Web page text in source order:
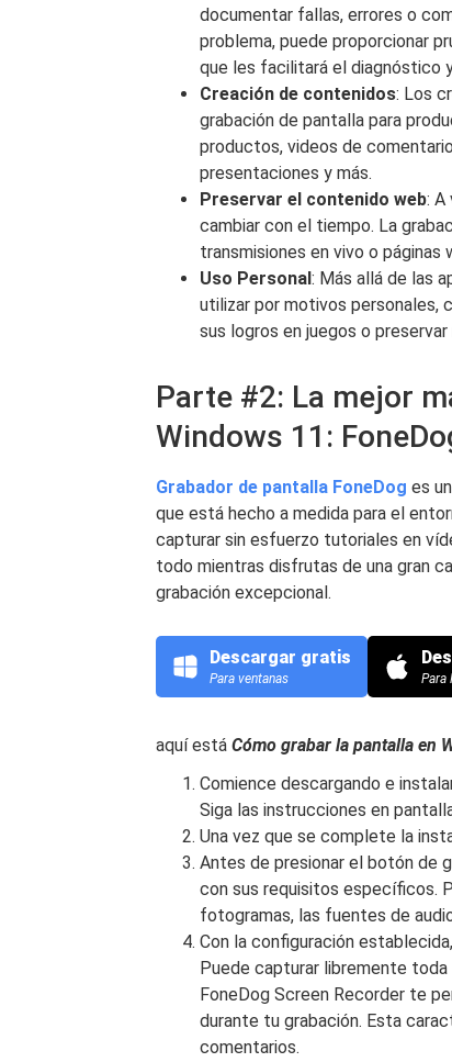
documentar fallas, errores o
problema, puede proporcionar
que les facilitará el diagnóstico
Creación de contenidos: Los
grabación de pantalla para
productos, videos de
presentaciones y más.
Preservar el contenido web: A
cambiar con el tiempo. La
transmisiones en vivo o páginas
Uso Personal: Más allá de las
utilizar por motivos personales,
sus logros en juegos o
Parte #2: La mejor
Windows 11:
Grabador de pantalla FoneDog es
que está hecho a medida para el
capturar sin esfuerzo tutoriales en
todo mientras disfrutas de una gran
grabación excepcional.
Descargar gratis
Para ventanas Para
aquí está Cómo grabar la pantalla en
Comience descargando e
Siga las instrucciones en
Una vez que se complete la
Antes de presionar el botón de
con sus requisitos específicos.
fotogramas, las fuentes de
Con la configuración
Puede capturar libremente toda
FoneDog Screen Recorder te
durante tu grabación. Esta
comentarios.